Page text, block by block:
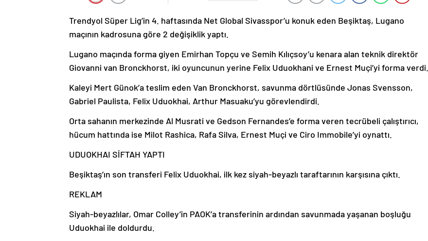
Trendyol Süper Lig’in 4. haftasında Net Global Sivasspor’u konuk eden Beşiktaş, Lugano
maçının kadrosuna göre 2 değişiklik yaptı.
Lugano maçında forma giyen Emirhan Topçu ve Semih Kılıçsoy’u kenara alan teknik direktör
Giovanni van Bronckhorst, iki oyuncunun yerine Felix Uduokhani ve Ernest Muçi’yi forma verdi.
Kaleyi Mert Günok’a teslim eden Van Bronckhorst, savunma dörtlüsünde Jonas Svensson,
Gabriel Paulista, Felix Uduokhai, Arthur Masuaku’yu görevlendirdi.
Orta sahanın merkezinde Al Musrati ve Gedson Fernandes’e forma veren tecrübeli çalıştırıcı,
hücum hattında ise Milot Rashica, Rafa Silva, Ernest Muçi ve Ciro Immobile’yi oynattı.
UDUOKHAI SİFTAH YAPTI
Beşiktaş’ın son transferi Felix Uduokhai, ilk kez siyah-beyazlı taraftarının karşısına çıktı.
REKLAM
Siyah-beyazlılar, Omar Colley’in PAOK’a transferinin ardından savunmada yaşanan boşluğu
Uduokhai ile doldurdu.